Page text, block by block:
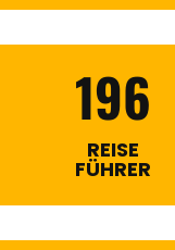
196
REISE
FÜHRER